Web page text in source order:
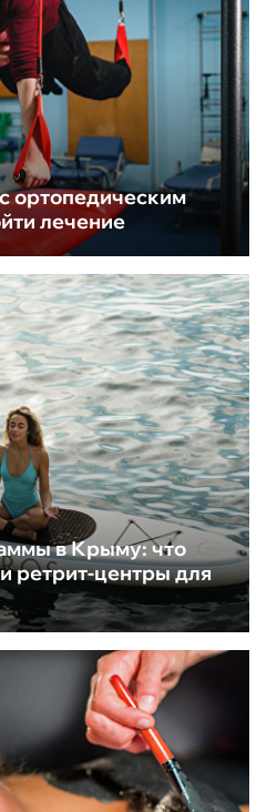
ортопедическим
лечение
в Крыму: что
ретрит-центры для